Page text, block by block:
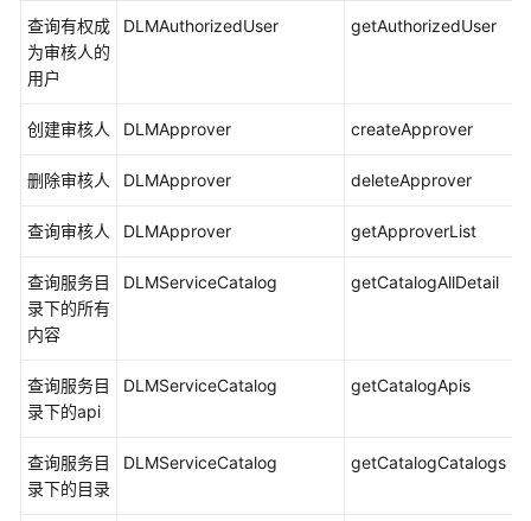
据
作
表
数
开
列
数
查询有权成
为审核人的
用户
DLMAuthorizedUser getAuthorizedUser
创建审核人 DLMApprover createApprover
删除审核人 DLMApprover deleteApprover
查询审核人 DLMApprover getApproverList
查询服务目
录下的所有
内容
DLMServiceCatalog getCatalogAllDetail
查询服务目
录下的api
DLMServiceCatalog getCatalogApis
查询服务目
录下的目录
DLMServiceCatalog getCatalogCatalogs